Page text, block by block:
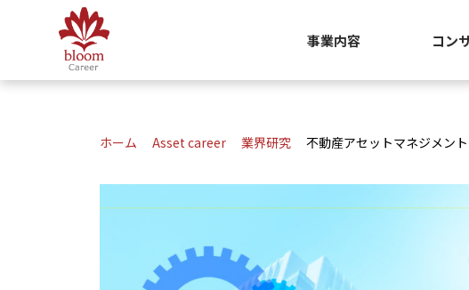
事業内容 コン
ホーム Asset career 業界研究 不動産アセットマネジメン